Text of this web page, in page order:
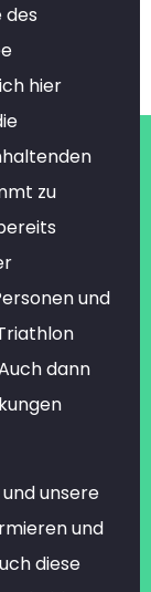
des
hier
zu
und
dann
unsere
und
diese